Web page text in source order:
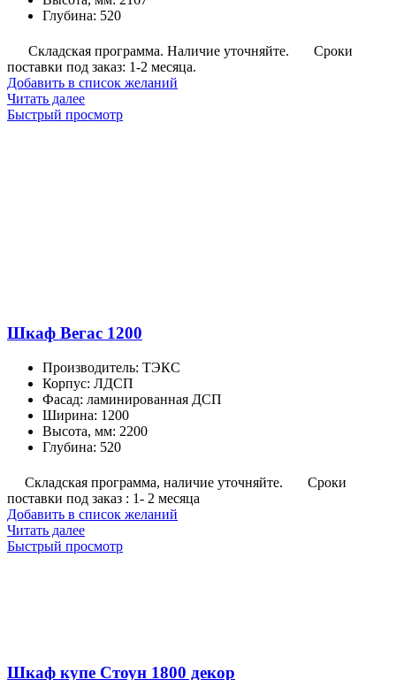
Глубина: 520
Складская программа. Наличие уточняйте.
Сроки
поставки под заказ: 1-2 месяца.
Добавить в список желаний
Читать далее
Быстрый просмотр
Шкаф Вегас 1200
Производитель: ТЭКС
Корпус: ЛДСП
Фасад: ламинированная ДСП
Ширина: 1200
Высота, мм: 2200
Глубина: 520
Складская программа, наличие уточняйте.
Сроки
поставки под заказ : 1- 2 месяца
Добавить в список желаний
Читать далее
Быстрый просмотр
Шкаф купе Стоун 1800 декор